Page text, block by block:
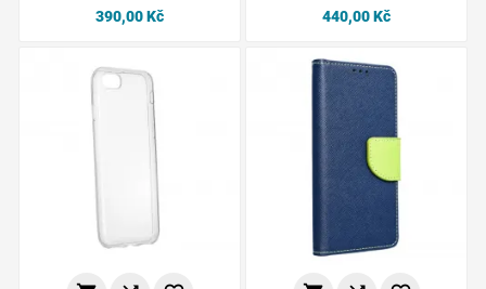
390,00 Kč 440,00 Kč